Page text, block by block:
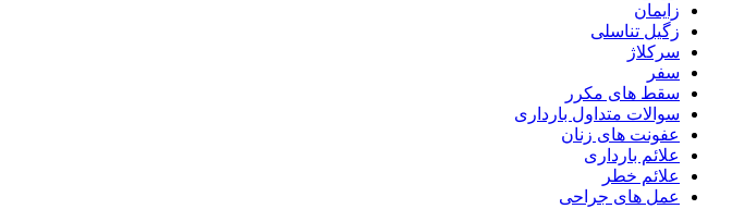
زایمان
زگیل تناسلی
سرکلاژ
سفر
سقط های مکرر
سوالات متداول بارداری
عفونت های زنان
علائم بارداری
علائم خطر
عمل های جراحی